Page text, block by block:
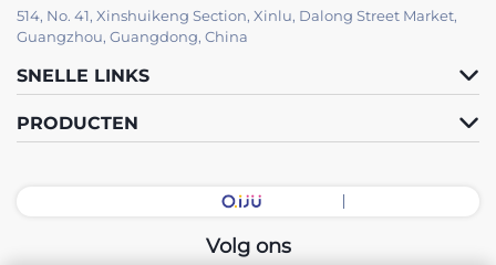
514, No. 41, Xinshuikeng Section, Xinlu, Dalong Street Market,
Guangzhou, Guangdong, China
SNELLE LINKS
PRODUCTEN
Volg ons